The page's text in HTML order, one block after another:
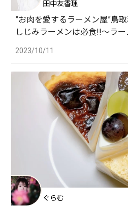
田中友香理
”お肉を愛するラーメン屋”鳥
しじみラーメンは必食!!～ラ
2023/10/11
ぐらむ